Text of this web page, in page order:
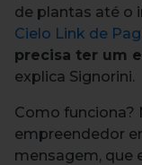
de plantas até o
Cielo Link de
precisa ter um
explica Signorini.
Como funciona?
empreendedor
mensagem, que